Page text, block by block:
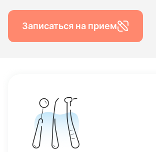
Записаться на прием